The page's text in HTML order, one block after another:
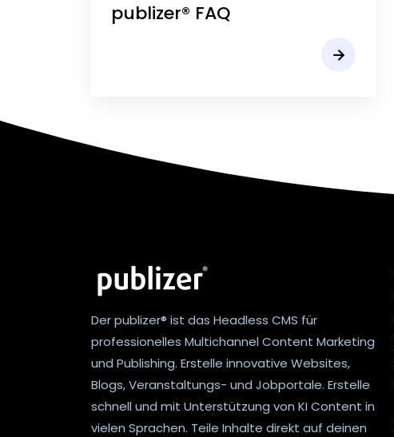
publizer® FAQ
Der publizer® ist das Headless CMS für
professionelles Multichannel Content Marketing
und Publishing. Erstelle innovative Websites,
Blogs, Veranstaltungs- und Jobportale. Erstelle
schnell und mit Unterstützung von KI Content in
vielen Sprachen. Teile Inhalte direkt auf deinen